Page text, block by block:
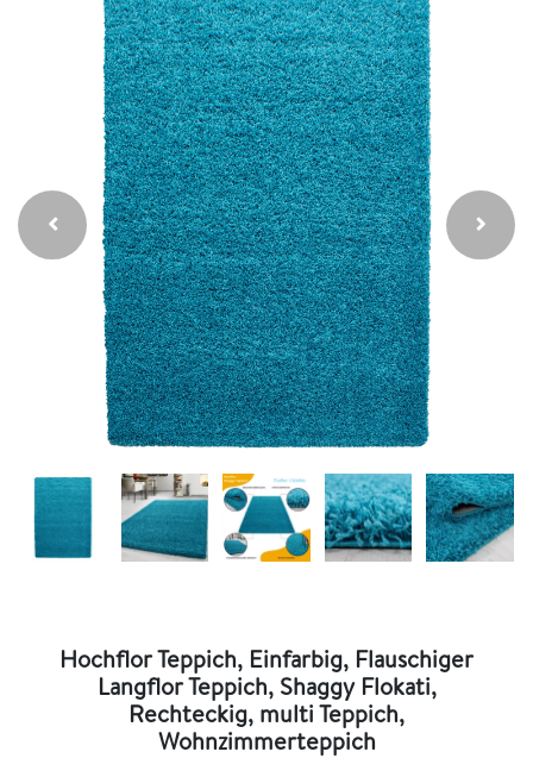
Hochflor Teppich, Einfarbig, Flauschiger
Langflor Teppich, Shaggy Flokati,
Rechteckig, multi Teppich,
Wohnzimmerteppich